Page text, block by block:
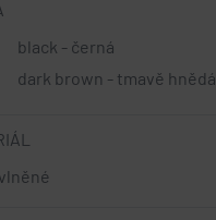
black - černá
dark brown - tmavě hnědá